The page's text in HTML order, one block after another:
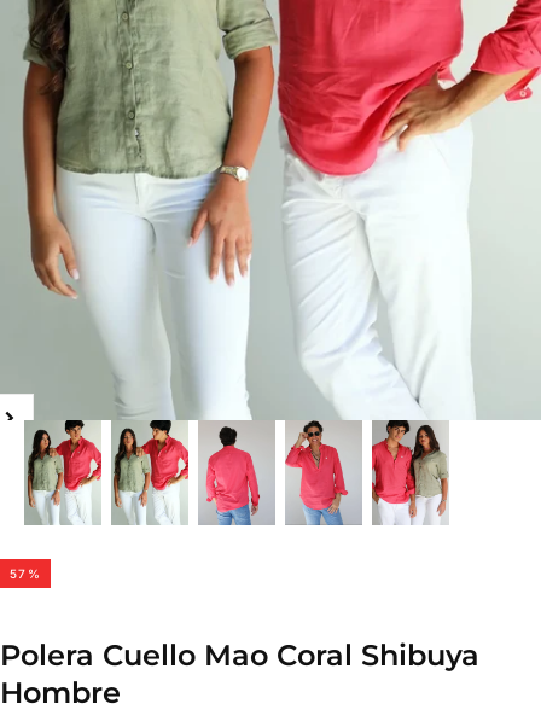
57 %
Polera Cuello Mao Coral Shibuya
Hombre